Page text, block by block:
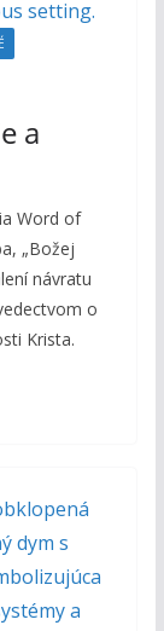
a
Word of
„Božej
návratu
o
Krista.